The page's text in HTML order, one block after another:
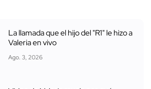
La llamada que el hijo del "R1" le hizo a
Valeria en vivo
Ago. 3, 2026